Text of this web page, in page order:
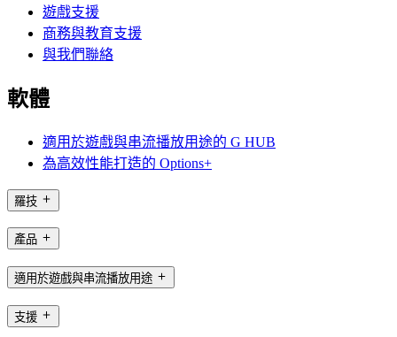
遊戲支援
商務與教育支援
與我們聯絡
軟體
適用於遊戲與串流播放用途的 G HUB
為高效性能打造的 Options+
羅技
產品
適用於遊戲與串流播放用途
支援